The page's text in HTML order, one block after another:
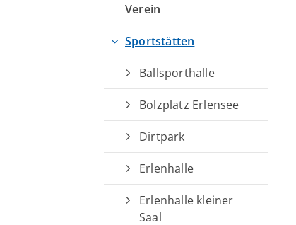
Verein
Sportstätten
Ballsporthalle
Bolzplatz Erlensee
Dirtpark
Erlenhalle
Erlenhalle kleiner
Saal
Deutsches Sportabzeichen